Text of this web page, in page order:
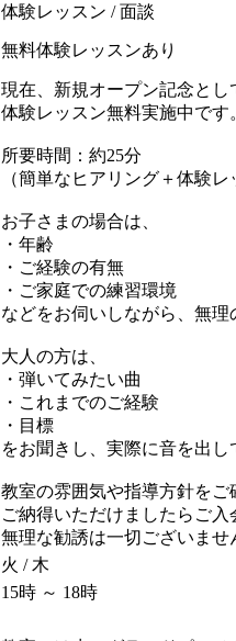
体験レッスン / 面談
無料体験レッスンあり
現在、新規オープン記念とし
体験レッスン無料実施中です
所要時間：約25分
（簡単なヒアリング＋体験レ
お子さまの場合は、
・年齢
・ご経験の有無
・ご家庭での練習環境
などをお伺いしながら、無理
大人の方は、
・弾いてみたい曲
・これまでのご経験
・目標
をお聞きし、実際に音を出し
教室の雰囲気や指導方針をご
ご納得いただけましたらご入
無理な勧誘は一切ございませ
火 / 木
15時 ～ 18時